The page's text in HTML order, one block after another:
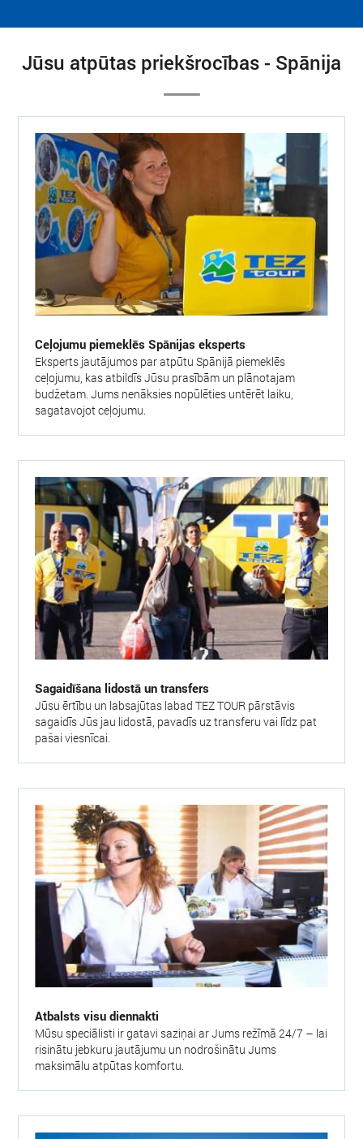
Jūsu atpūtas priekšrocības - Spānija
Ceļojumu piemeklēs Spānijas eksperts
Eksperts jautājumos par atpūtu Spānijā piemeklēs
ceļojumu, kas atbildīs Jūsu prasībām un plānotajam
budžetam. Jums nenāksies nopūlēties untērēt laiku,
sagatavojot ceļojumu.
Sagaidīšana lidostā un transfers
Jūsu ērtību un labsajūtas labad TEZ TOUR pārstāvis
sagaidīs Jūs jau lidostā, pavadīs uz transferu vai līdz pat
pašai viesnīcai.
Atbalsts visu diennakti
Mūsu speciālisti ir gatavi saziņai ar Jums režīmā 24/7 – lai
risinātu jebkuru jautājumu un nodrošinātu Jums
maksimālu atpūtas komfortu.